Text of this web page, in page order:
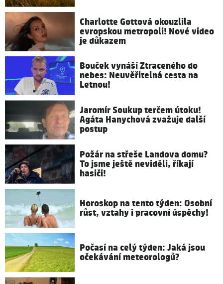
Charlotte Gottová okouzlila
evropskou metropoli! Nové video
je důkazem
Bouček vynáší Ztraceného do
nebes: Neuvěřitelná cesta na
Letnou!
Jaromír Soukup terčem útoku!
Agáta Hanychová zvažuje další
postup
Požár na střeše Landova domu?
To jsme ještě neviděli, říkají
hasiči!
Horoskop na tento týden: Osobní
růst, vztahy i pracovní úspěchy!
Počasí na celý týden: Jaká jsou
očekávání meteorologů?